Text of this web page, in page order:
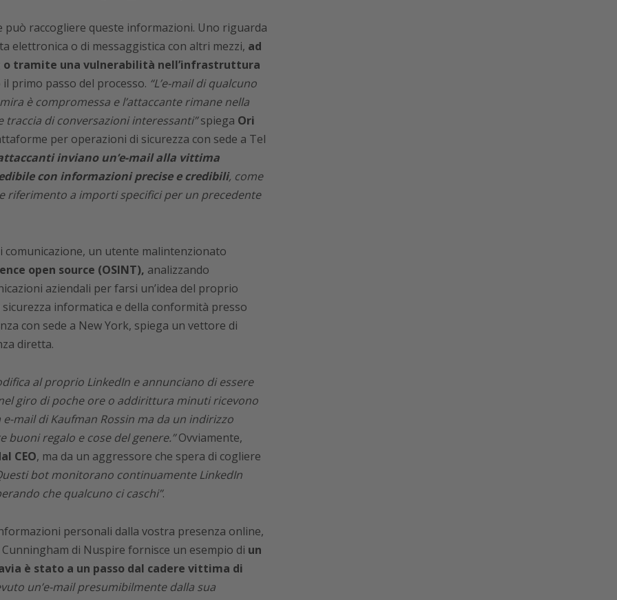
può raccogliere queste informazioni. Uno riguarda
elettronica o di messaggistica con altri mezzi, ad
tramite una vulnerabilità nell’infrastruttura
primo passo del processo. “L’e-mail di qualcuno
è compromessa e l’attaccante rimane nella
di conversazioni interessanti”spiega Ori
per operazioni di sicurezza con sede a Tel
inviano un’e-mail alla vittima
con informazioni precise e credibili, come
riferimento a importi specifici per un precedente
comunicazione, un utente malintenzionato
open source (OSINT), analizzando
aziendali per farsi un’idea del proprio
informatica e della conformità presso
con sede a New York, spiega un vettore di
diretta.
al proprio LinkedIn e annunciano di essere
giro di poche ore o addirittura minuti ricevono
mail di Kaufman Rossin ma da un indirizzo
regalo e cose del genere.”Ovviamente,
CEO, ma da un aggressore che spera di cogliere
bot monitorano continuamente LinkedIn
che qualcuno ci caschi”.
personali dalla vostra presenza online,
di Nuspire fornisce un esempio di un
è stato a un passo dal cadere vittima di
un’e-mail presumibilmente dalla sua